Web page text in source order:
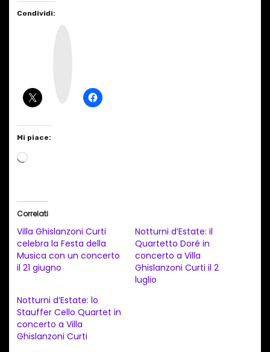
Condividi:
Mi piace:
C
a
m
e
t
o
i
Correlati
Villa Ghislanzoni Curti
celebra la Festa della
Musica con un concerto
il 21 giugno
Notturni d’Estate: il
Quartetto Doré in
concerto a Villa
Ghislanzoni Curti il 2
luglio
Notturni d’Estate: lo
Stauffer Cello Quartet in
concerto a Villa
Ghislanzoni Curti